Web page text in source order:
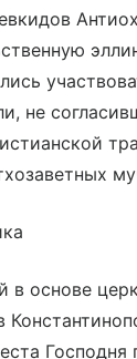
не
основе
Господня